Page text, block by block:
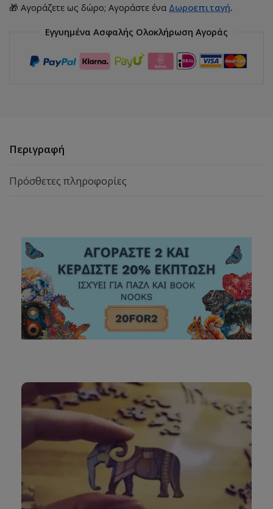
🎁 Αγοράζετε ως δώρο; Αγοράστε ένα Δωροεπιταγή.
Εγγυημένα Ασφαλής Ολοκλήρωση Αγοράς
Περιγραφή
Πρόσθετες πληροφορίες